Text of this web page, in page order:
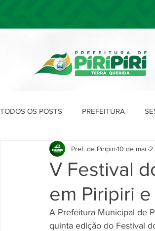
TODOS OS POSTS PREFEITURA
SEAD SEGOV
V Festival
em Piripiri
Pref. de Piripiri10 de mai. 2
A Prefeitura Municipal de
quinta edição do Festival